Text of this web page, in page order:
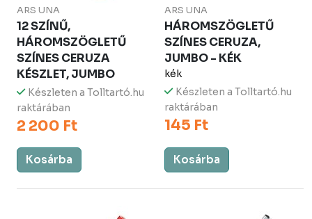
ARS UNA
12 SZÍNŰ,
HÁROMSZÖGLETŰ
SZÍNES CERUZA
KÉSZLET, JUMBO
Készleten a Tolltartó.hu
raktárában
2 200 Ft
Kosárba
ARS UNA
HÁROMSZÖGLETŰ
SZÍNES CERUZA,
JUMBO - KÉK
kék
Készleten a Tolltartó.hu
raktárában
145 Ft
Kosárba